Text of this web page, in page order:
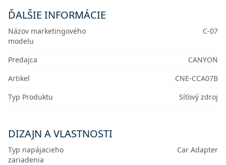
ĎALŠIE INFORMÁCIE
Názov marketingového
modelu
C-07
Predajca
CANYON
Artikel
CNE-CCA07B
Typ Produktu
Síťový zdroj
DIZAJN A VLASTNOSTI
Typ napájacieho
zariadenia
Car Adapter